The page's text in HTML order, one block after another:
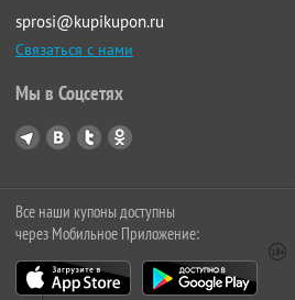
sprosi@kupikupon.ru
Связаться с нами
Мы в Соцсетях
Все наши купоны доступны
через Мобильное Приложение: